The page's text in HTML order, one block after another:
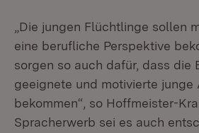
„Die jungen Flüchtlinge sollen
eine berufliche Perspektive
sorgen so auch dafür, dass die
geeignete und motivierte junge
bekommen“, so Hoffmeister-
Spracherwerb sei es auch